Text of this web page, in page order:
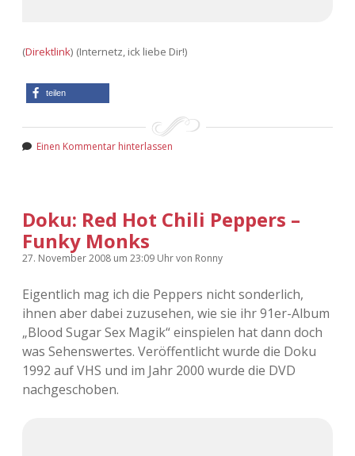
(Direktlink) (Internetz, ick liebe Dir!)
teilen
Einen Kommentar hinterlassen
Doku: Red Hot Chili Peppers –
Funky Monks
27. November 2008 um 23:09 Uhrvon Ronny
Eigentlich mag ich die Peppers nicht sonderlich,
ihnen aber dabei zuzusehen, wie sie ihr 91er-Album
„Blood Sugar Sex Magik“ einspielen hat dann doch
was Sehenswertes. Veröffentlicht wurde die Doku
1992 auf VHS und im Jahr 2000 wurde die DVD
nachgeschoben.